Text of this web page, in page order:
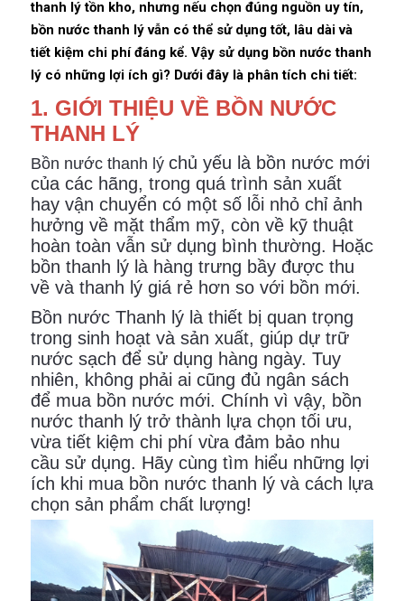
thanh lý tồn kho, nhưng nếu chọn đúng nguồn uy tín,
bồn nước thanh lý vẫn có thể sử dụng tốt, lâu dài và
tiết kiệm chi phí đáng kể. Vậy sử dụng bồn nước thanh
lý có những lợi ích gì? Dưới đây là phân tích chi tiết:
1. GIỚI THIỆU VỀ BỒN NƯỚC
THANH LÝ
Bồn nước thanh lý chủ yếu là bồn nước mới
của các hãng, trong quá trình sản xuất
hay vận chuyển có một số lỗi nhỏ chỉ ảnh
hưởng về mặt thẩm mỹ, còn về kỹ thuật
hoàn toàn vẫn sử dụng bình thường. Hoặc
bồn thanh lý là hàng trưng bầy được thu
về và thanh lý giá rẻ hơn so với bồn mới.
Bồn nước Thanh lý là thiết bị quan trọng
trong sinh hoạt và sản xuất, giúp dự trữ
nước sạch để sử dụng hàng ngày. Tuy
nhiên, không phải ai cũng đủ ngân sách
để mua bồn nước mới. Chính vì vậy, bồn
nước thanh lý trở thành lựa chọn tối ưu,
vừa tiết kiệm chi phí vừa đảm bảo nhu
cầu sử dụng. Hãy cùng tìm hiểu những lợi
ích khi mua bồn nước thanh lý và cách lựa
chọn sản phẩm chất lượng!